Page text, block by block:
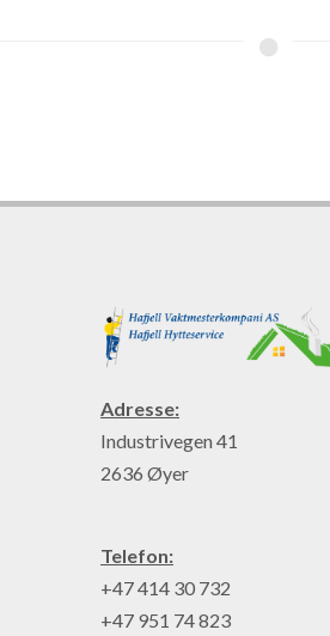
Adresse:
Industrivegen 41
2636 Øyer
Telefon:
+47 414 30 732
+47 951 74 823